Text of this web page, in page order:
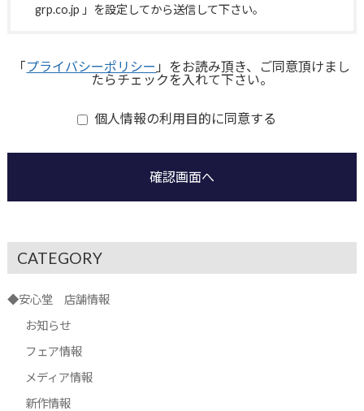
grp.co.jp 」を設定してから送信して下さい。
「プライバシーポリシー 」をお読み頂き、ご同意頂けまし
たらチェックを入れて下さい。
個人情報の利用目的に同意する
確認画面へ
CATEGORY
◆安心堂 店舗情報
お知らせ
フェア情報
メディア情報
新作情報